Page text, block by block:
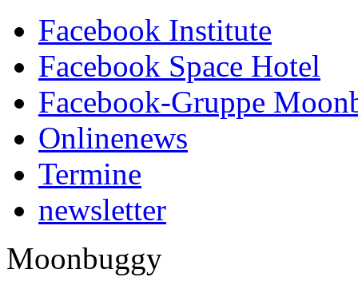
Facebook Institute
Facebook Space Hotel
Facebook-Gruppe
Onlinenews
Termine
newsletter
Moonbuggy